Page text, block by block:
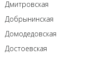
Дмитровская
Добрынинская
Домодедовская
Достоевская